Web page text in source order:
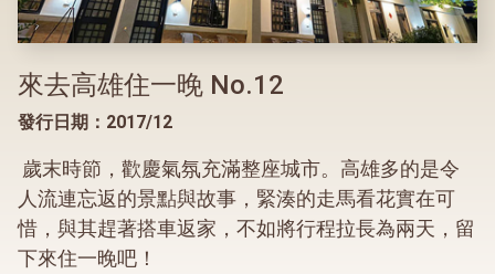
來去高雄住一晚 No.12
發行日期：2017/12
歲末時節，歡慶氣氛充滿整座城市。高雄多的是令
人流連忘返的景點與故事，緊湊的走馬看花實在可
惜，與其趕著搭車返家，不如將行程拉長為兩天，留
下來住一晚吧！